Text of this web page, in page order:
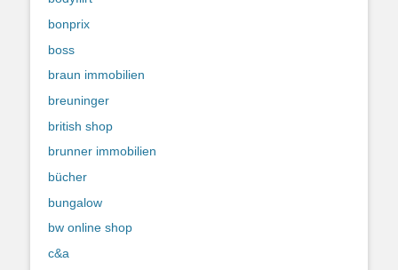
bonprix
boss
braun immobilien
breuninger
british shop
brunner immobilien
bücher
bungalow
bw online shop
c&a